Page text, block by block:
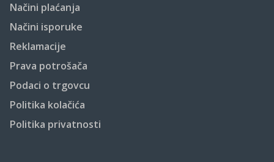
Načini plaćanja
Načini isporuke
Reklamacije
Prava potrošača
Podaci o trgovcu
Politika kolačića
Politika privatnosti